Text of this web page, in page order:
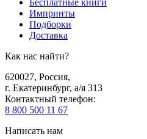
Импринты
Подборки
Доставка
Как нас найти?
620027, Россия,
г. Екатеринбург, а/я 313
Контактный телефон:
8 800 500 11 67
Написать нам